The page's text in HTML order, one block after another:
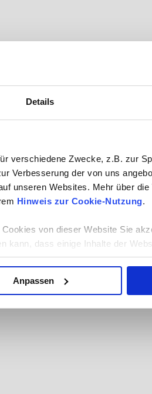
Details
verschiedene Zwecke, z.B. zur
Verbesserung der von uns
unseren Websites. Mehr über
Hinweis zur Cookie-Nutzung.
von dieser Website Sie
kann, dass einige Inhalte der
Gerät ermöglicht es Ihnen
Mehr Informationen erhalten Sie
Anpassen